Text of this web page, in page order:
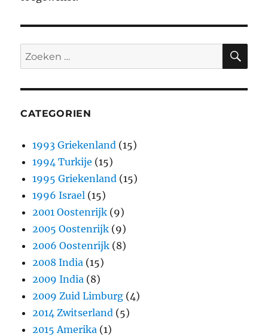
Zoeken
naar:
CATEGORIEN
1993 Griekenland (15)
1994 Turkije (15)
1995 Griekenland (15)
1996 Israel (15)
2001 Oostenrijk (9)
2005 Oostenrijk (9)
2006 Oostenrijk (8)
2008 India (15)
2009 India (8)
2009 Zuid Limburg (4)
2014 Zwitserland (5)
2015 Amerika (1)